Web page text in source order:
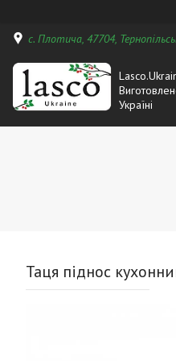
с. Плотича, 47704,
Україні
Таця піднос